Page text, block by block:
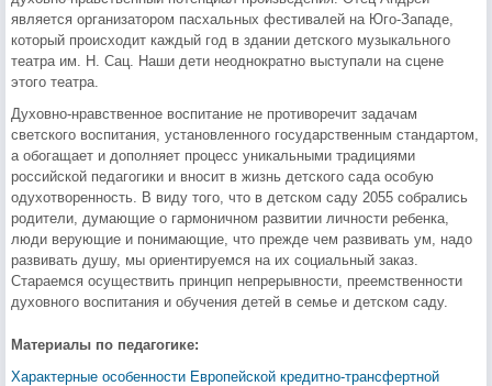
является организатором пасхальных фестивалей на Юго-Западе,
который происходит каждый год в здании детского музыкального
театра им. Н. Сац. Наши дети неоднократно выступали на сцене
этого театра.
Духовно-нравственное воспитание не противоречит задачам
светского воспитания, установленного государственным стандартом,
а обогащает и дополняет процесс уникальными традициями
российской педагогики и вносит в жизнь детского сада особую
одухотворенность. В виду того, что в детском саду 2055 собрались
родители, думающие о гармоничном развитии личности ребенка,
люди верующие и понимающие, что прежде чем развивать ум, надо
развивать душу, мы ориентируемся на их социальный заказ.
Стараемся осуществить принцип непрерывности, преемственности
духовного воспитания и обучения детей в семье и детском саду.
Материалы по педагогике:
Характерные особенности Европейской кредитно-трансфертной